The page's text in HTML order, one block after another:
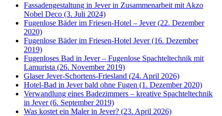
Fassadengestaltung in Jever in Zusammenarbeit mit Akzo
Nobel Deco (3. Juli 2024)
Fugenlose Bäder im Friesen-Hotel – Jever (22. Dezember
2020)
Fugenlose Bäder im Friesen-Hotel Jever (16. Dezember
2019)
Fugenloses Bad in Jever – Fugenlose Spachteltechnik mit
Lamurista (26. November 2019)
Glaser Jever-Schortens-Friesland (24. April 2026)
Hotel-Bad in Jever bald ohne Fugen (1. Dezember 2020)
Verwandlung eines Badezimmers – kreative Spachteltechnik
in Jever (6. September 2019)
Was kostet ein Maler in Jever? (23. April 2026)